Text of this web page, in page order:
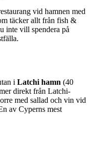
vid hamnen med
täcker allt från fish &
inte vill spendera på
i Latchi hamn (40
direkt från Latchi-
med sallad och vin vid
av Cyperns mest